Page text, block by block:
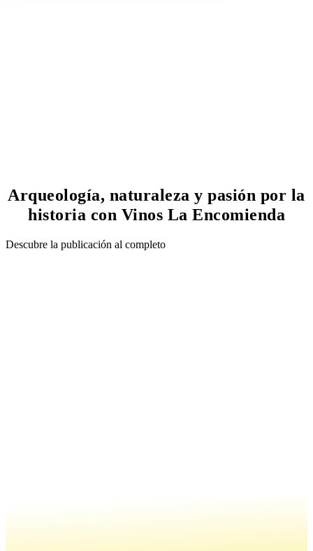
Arqueología, naturaleza y pasión por la
historia con Vinos La Encomienda
Descubre la publicación al completo